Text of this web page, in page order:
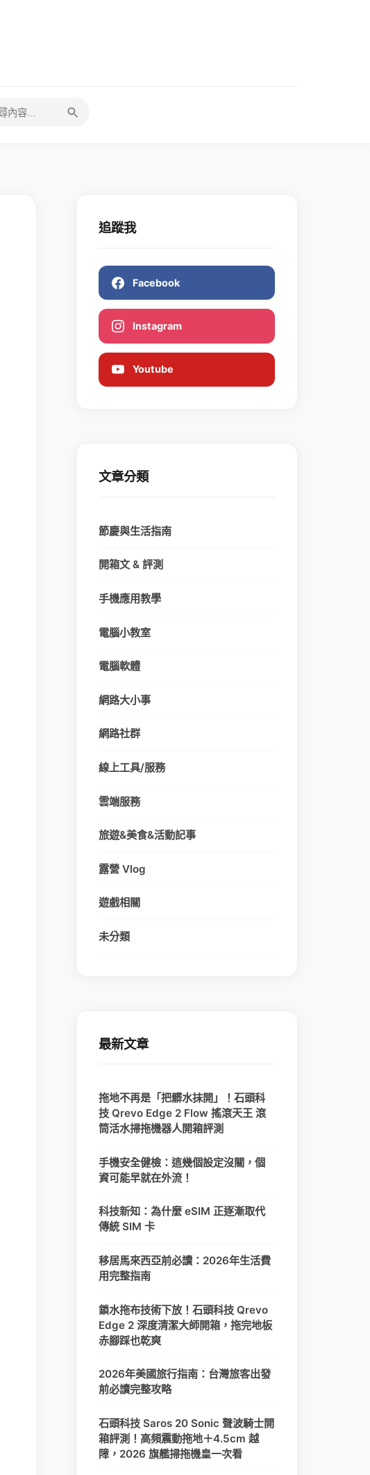
追蹤我
Facebook
Instagram
Youtube
文章分類
節慶與生活指南
開箱文 & 評測
手機應用教學
電腦小教室
電腦軟體
網路大小事
網路社群
線上工具/服務
雲端服務
旅遊&美食&活動記事
露營 Vlog
遊戲相關
未分類
最新文章
拖地不再是「把髒水抹開」！石頭科
技 Qrevo Edge 2 Flow 搖滾天王 滾
筒活水掃拖機器人開箱評測
手機安全健檢：這幾個設定沒關，個
資可能早就在外流！
科技新知：為什麼 eSIM 正逐漸取代
傳統 SIM 卡
移居馬來西亞前必讀：2026年生活費
用完整指南
鎖水拖布技術下放！石頭科技 Qrevo
Edge 2 深度清潔大師開箱，拖完地板
赤腳踩也乾爽
2026年美國旅行指南：台灣旅客出發
前必讀完整攻略
石頭科技 Saros 20 Sonic 聲波騎士開
箱評測！高頻震動拖地＋4.5cm 越
障，2026 旗艦掃拖機皇一次看